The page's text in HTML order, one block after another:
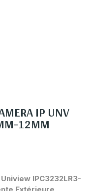
IP UNV
12MM
IPC3232LR3-
Extérieure